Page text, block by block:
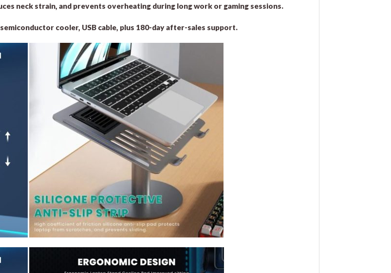
neck strain, and prevents overheating during long work or gaming sessions.
cooler, USB cable, plus 180-day after-sales support.